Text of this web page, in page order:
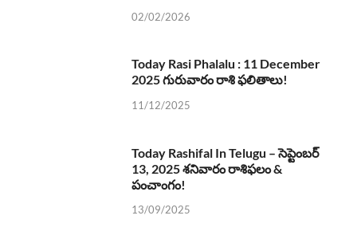
02/02/2026
Today Rasi Phalalu : 11 December
2025 గురువారం రాశి ఫలితాలు!
11/12/2025
Today Rashifal In Telugu – సెప్టెంబర్
13, 2025 శనివారం రాశిఫలం &
పంచాంగం!
13/09/2025